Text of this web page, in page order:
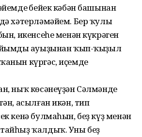
бейек кәбән башынан
хәтерләмәйем. Бер ҡулы
икенсеһе менән күкрәген
ауыҙынан ҡып-ҡыҙыл
күргәс, иҫемде
ныҡ көсәнеүҙән Сәлмәндең
асылған икән, тип
кенә булмаһын, беҙ күҙ менән
ҡалдыҡ. Уны беҙ